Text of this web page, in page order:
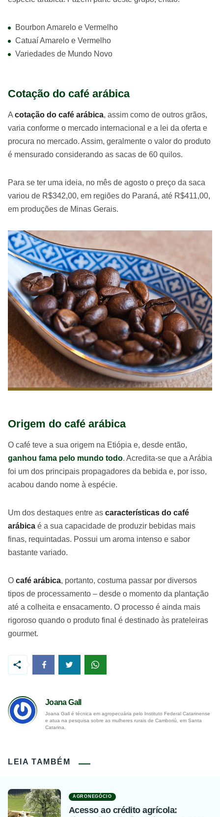
Bourbon Amarelo e Vermelho
Catuaí Amarelo e Vermelho
Variedades de Mundo Novo
Cotação do café arábica
A cotação do café arábica, assim como de outros grãos,
varia conforme o mercado internacional e a lei da oferta e
procura no mercado. Assim, geralmente o valor do produto
é mensurado considerando as sacas de 60 quilos.
Para se ter uma ideia, no mês de agosto o preço da saca
variou de R$342,00, em regiões do Paraná, até R$411,00,
em produções de Minas Gerais.
Origem do café arábica
O café teve a sua origem na Etiópia e, desde então,
ganhou fama pelo mundo todo. Acredita-se que a Arábia
foi um dos principais propagadores da bebida e, por isso,
acabou dando nome à espécie.
Um dos destaques entre as características do café
arábica é a sua capacidade de produzir bebidas mais
finas, requintadas. Possui um aroma intenso e sabor
bastante variado.
O café arábica, portanto, costuma passar por diversos
tipos de processamento – desde o momento da plantação
até a colheita e ensacamento. O processo é ainda mais
rigoroso quando o produto final é destinado às prateleiras
gourmet.
Joana Gall
Joana Gall é técnica em agropecuária pelo Instituto Federal Catarinense
e atua na pesquisa sobre as mulheres rurais de Camboriú, em Santa
Catarina.
LEIA TAMBÉM
AGRONEGÓCIO
Acesso ao crédito agrícola: